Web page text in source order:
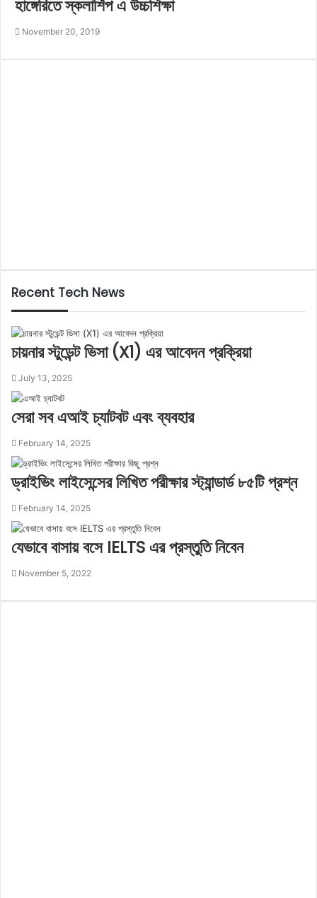
হাঙ্গেরিতে স্কলার্শিপ এ উচ্চশিক্ষা
November 20, 2019
Recent Tech News
চায়নার স্টুডেন্ট ভিসা (X1) এর আবেদন প্রক্রিয়া
July 13, 2025
সেরা সব এআই চ্যাটবট এবং ব্যবহার
February 14, 2025
ড্রাইভিং লাইসেন্সের লিখিত পরীক্ষার স্ট্যান্ডার্ড ৮৫টি প্রশ্ন
February 14, 2025
0%
যেভাবে বাসায় বসে IELTS এর প্রস্তুতি নিবেন
November 5, 2022